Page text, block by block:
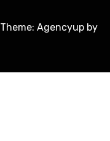
Theme: Agencyup by